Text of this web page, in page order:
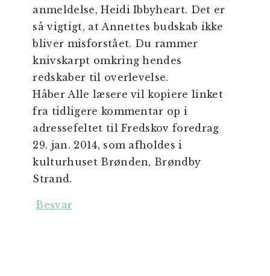
anmeldelse, Heidi Ibbyheart. Det er
så vigtigt, at Annettes budskab ikke
bliver misforstået. Du rammer
knivskarpt omkring hendes
redskaber til overlevelse.
Håber Alle læsere vil kopiere linket
fra tidligere kommentar op i
adressefeltet til Fredskov foredrag
29. jan. 2014, som afholdes i
kulturhuset Brønden, Brøndby
Strand.
Besvar